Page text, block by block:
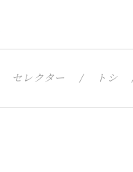
セレクター トシ